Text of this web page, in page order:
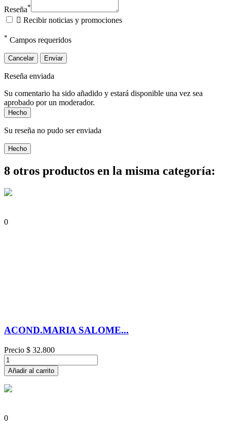
Reseña*
 Recibir noticias y promociones
* Campos requeridos
Cancelar Enviar
Reseña enviada
Su comentario ha sido añadido y estará disponible una vez sea
aprobado por un moderador.
Hecho
Su reseña no pudo ser enviada
Hecho
8 otros productos en la misma categoría:
0
ACOND.MARIA SALOME...
Precio $ 32.800
Añadir al carrito
0